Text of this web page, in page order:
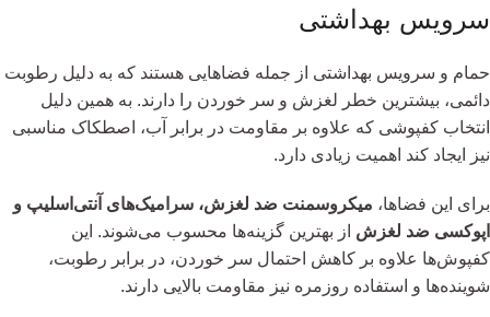
سرویس بهداشتی
حمام و سرویس بهداشتی از جمله فضاهایی هستند که به دلیل رطوبت
دائمی، بیشترین خطر لغزش و سر خوردن را دارند. به همین دلیل
انتخاب کفپوشی که علاوه بر مقاومت در برابر آب، اصطکاک مناسبی
نیز ایجاد کند اهمیت زیادی دارد.
برای این فضاها، میکروسمنت ضد لغزش، سرامیک‌های آنتی‌اسلیپ و
اپوکسی ضد لغزش از بهترین گزینه‌ها محسوب می‌شوند. این
کفپوش‌ها علاوه بر کاهش احتمال سر خوردن، در برابر رطوبت،
شوینده‌ها و استفاده روزمره نیز مقاومت بالایی دارند.